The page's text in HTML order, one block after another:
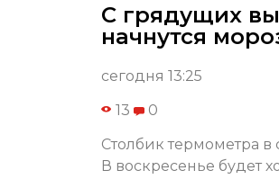
С грядущих
начнутся
сегодня 13:25
13 0
Столбик термометра в
В воскресенье будет